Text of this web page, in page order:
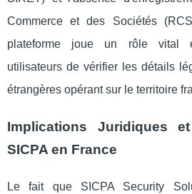
Commerce et des Sociétés
plateforme joue un rôle vital
utilisateurs de vérifier les détails
étrangères opérant sur le territoire
Implications Juridiques
SICPA en France
Le fait que SICPA Security